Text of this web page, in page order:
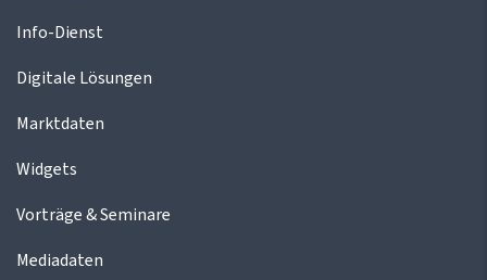
Info-Dienst
Digitale Lösungen
Marktdaten
Widgets
Vorträge & Seminare
Mediadaten